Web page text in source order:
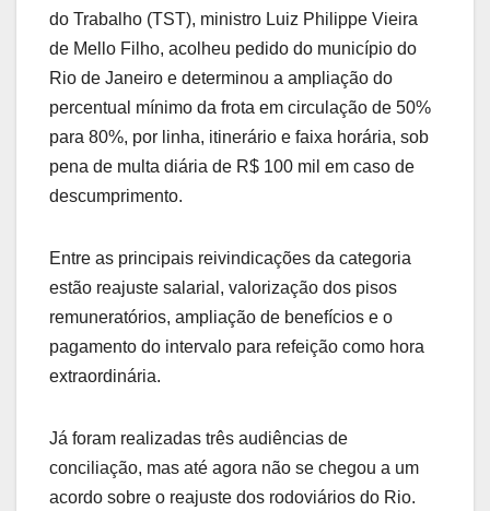
do Trabalho (TST), ministro Luiz Philippe Vieira
de Mello Filho, acolheu pedido do município do
Rio de Janeiro e determinou a ampliação do
percentual mínimo da frota em circulação de 50%
para 80%, por linha, itinerário e faixa horária, sob
pena de multa diária de R$ 100 mil em caso de
descumprimento.
Entre as principais reivindicações da categoria
estão reajuste salarial, valorização dos pisos
remuneratórios, ampliação de benefícios e o
pagamento do intervalo para refeição como hora
extraordinária.
Já foram realizadas três audiências de
conciliação, mas até agora não se chegou a um
acordo sobre o reajuste dos rodoviários do Rio.